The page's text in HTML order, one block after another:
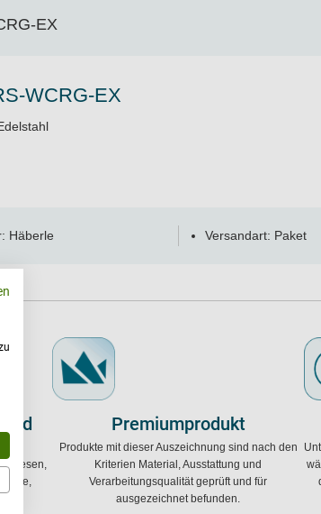
EX
WCRG-EX
Häberle Versandart: Paket
Premiumprodukt
Produkte mit dieser Auszeichnung sind nach den
Kriterien Material, Ausstattung und
Verarbeitungsqualität geprüft und für
ausgezeichnet befunden.